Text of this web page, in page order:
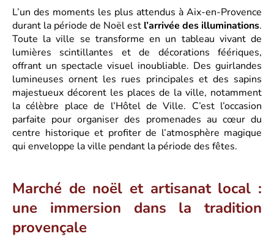
L’un des moments les plus attendus à Aix-en-Provence
durant la période de Noël est l’arrivée des illuminations.
Toute la ville se transforme en un tableau vivant de
lumières scintillantes et de décorations féériques,
offrant un spectacle visuel inoubliable. Des guirlandes
lumineuses ornent les rues principales et des sapins
majestueux décorent les places de la ville, notamment
la célèbre place de l’Hôtel de Ville. C’est l’occasion
parfaite pour organiser des promenades au cœur du
centre historique et profiter de l’atmosphère magique
qui enveloppe la ville pendant la période des fêtes.
Marché de noël et artisanat local :
une immersion dans la tradition
provençale